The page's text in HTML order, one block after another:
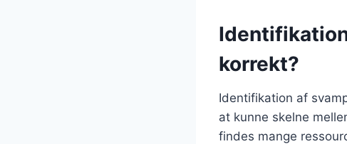
korrekt?
Identifikation af
at kunne skelne
findes mange